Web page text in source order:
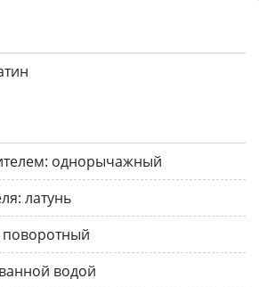
однорычажный
латунь
поворотный
водой